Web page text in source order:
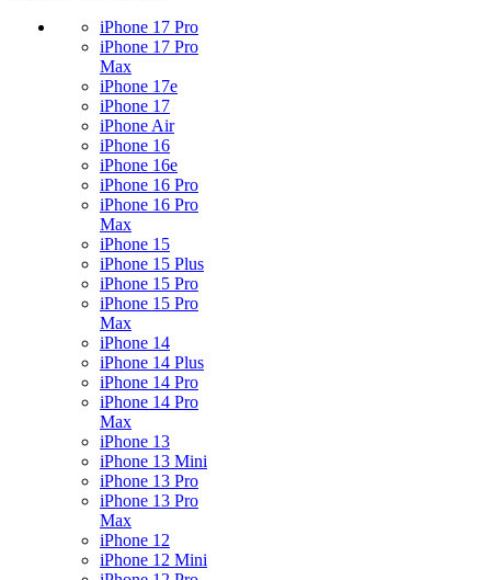
iPhone 17 Pro
iPhone 17 Pro
Max
iPhone 17e
iPhone 17
iPhone Air
iPhone 16
iPhone 16e
iPhone 16 Pro
iPhone 16 Pro
Max
iPhone 15
iPhone 15 Plus
iPhone 15 Pro
iPhone 15 Pro
Max
iPhone 14
iPhone 14 Plus
iPhone 14 Pro
iPhone 14 Pro
Max
iPhone 13
iPhone 13 Mini
iPhone 13 Pro
iPhone 13 Pro
Max
iPhone 12
iPhone 12 Mini